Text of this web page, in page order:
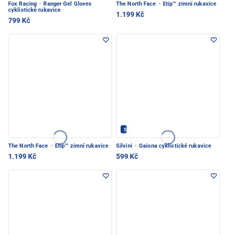
Fox Racing · Ranger Gel Gloves
cyklistické rukavice
799 Kč
The North Face · Etip™ zimní rukavice
1.199 Kč
The North Face · Etip™ zimní rukavice
1.199 Kč
Silvini - PEC POD SNĚŽKOU
Silvini · Gaiona cyklistické rukavice
599 Kč